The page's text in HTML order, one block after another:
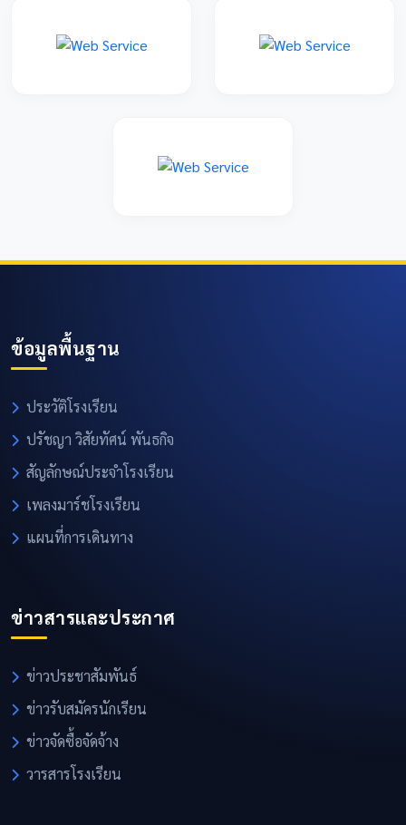
ข้อมูลพื้นฐาน
ประวัติโรงเรียน
ปรัชญา วิสัยทัศน์ พันธกิจ
สัญลักษณ์ประจำโรงเรียน
เพลงมาร์ชโรงเรียน
แผนที่การเดินทาง
ข่าวสารและประกาศ
ข่าวประชาสัมพันธ์
ข่าวรับสมัครนักเรียน
ข่าวจัดซื้อจัดจ้าง
วารสารโรงเรียน